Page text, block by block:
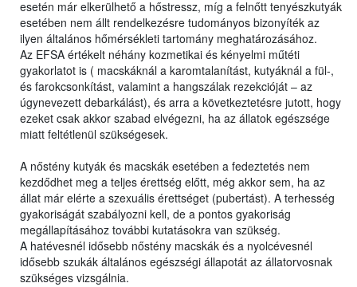
esetén már elkerülhető a hőstressz, míg a felnőtt tenyészkutyák
esetében nem állt rendelkezésre tudományos bizonyíték az
ilyen általános hőmérsékleti tartomány meghatározásához.
Az EFSA értékelt néhány kozmetikai és kényelmi műtéti
gyakorlatot is ( macskáknál a karomtalanítást, kutyáknál a fül-,
és farokcsonkítást, valamint a hangszálak rezekcióját – az
úgynevezett debarkálást), és arra a következtetésre jutott, hogy
ezeket csak akkor szabad elvégezni, ha az állatok egészsége
miatt feltétlenül szükségesek.
A nőstény kutyák és macskák esetében a fedeztetés nem
kezdődhet meg a teljes érettség előtt, még akkor sem, ha az
állat már elérte a szexuális érettséget (pubertást). A terhesség
gyakoriságát szabályozni kell, de a pontos gyakoriság
megállapításához további kutatásokra van szükség.
A hatévesnél idősebb nőstény macskák és a nyolcévesnél
idősebb szukák általános egészségi állapotát az állatorvosnak
szükséges vizsgálnia.